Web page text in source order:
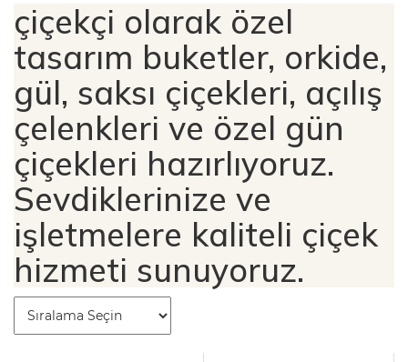
çiçekçi olarak özel
tasarım buketler, orkide,
gül, saksı çiçekleri, açılış
çelenkleri ve özel gün
çiçekleri hazırlıyoruz.
Sevdiklerinize ve
işletmelere kaliteli çiçek
hizmeti sunuyoruz.